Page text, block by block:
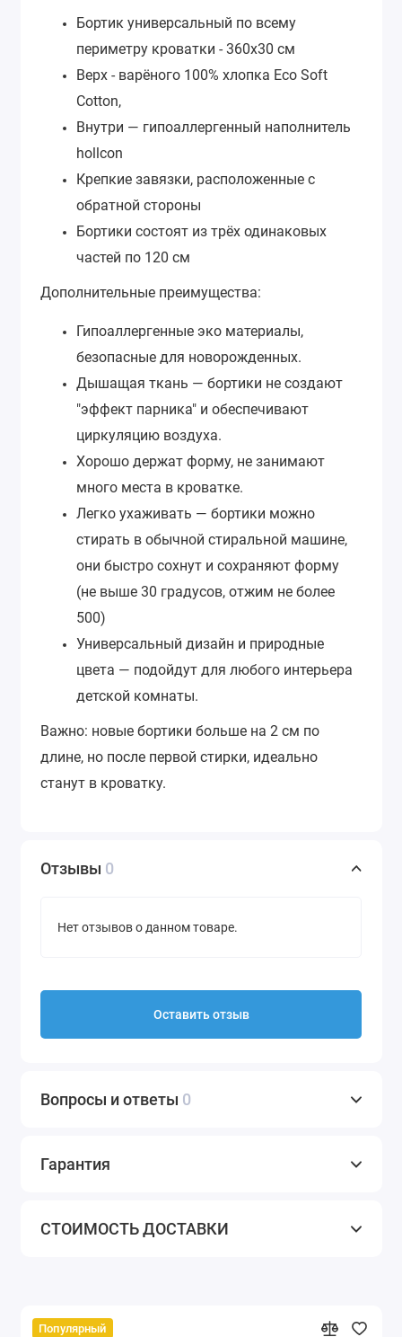
Бортик универсальный по всему
периметру кроватки - 360х30 см
Верх - варёного 100% хлопка Eco Soft
Cotton,
Внутри — гипоаллергенный наполнитель
hollcon
Крепкие завязки, расположенные с
обратной стороны
Бортики состоят из трёх одинаковых
частей по 120 см
Дополнительные преимущества:
Гипоаллергенные эко материалы,
безопасные для новорожденных.
Дышащая ткань — бортики не создают
"эффект парника" и обеспечивают
циркуляцию воздуха.
Хорошо держат форму, не занимают
много места в кроватке.
Легко ухаживать — бортики можно
стирать в обычной стиральной машине,
они быстро сохнут и сохраняют форму
(не выше 30 градусов, отжим не более
500)
Универсальный дизайн и природные
цвета — подойдут для любого интерьера
детской комнаты.
Важно: новые бортики больше на 2 см по
длине, но после первой стирки, идеально
станут в кроватку.
Отзывы 0
Нет отзывов о данном товаре.
Оставить отзыв
Вопросы и ответы 0
Гарантия
СТОИМОСТЬ ДОСТАВКИ
Популярный